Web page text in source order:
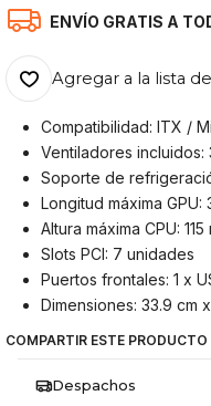
ENVÍO GRATIS A
Agregar a la lista
Compatibilidad: ITX /
Ventiladores incluidos:
Soporte de
Longitud máxima GPU:
Altura máxima CPU: 115
Slots PCI: 7 unidades
Puertos frontales: 1 x
Dimensiones: 33.9 cm
COMPARTIR ESTE PRODUCTO
Despachos